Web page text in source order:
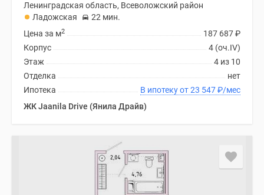
Ленинградская область, Всеволожский район
Ладожская
22 мин.
187 687₽
Цена за м2
4 (оч.IV)
Корпус
4 из 10
Этаж
нет
Отделка
В ипотеку от 23 547₽/мес
Ипотека
ЖК Jaanila Drive (Янила Драйв)